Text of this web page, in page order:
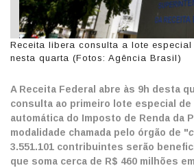
Receita libera consulta a lote
nesta quarta (Fotos: Agência Brasil)
A Receita Federal abre às 9h desta
consulta ao primeiro lote especial
automática do Imposto de Renda da
modalidade chamada pelo órgão de "
3.551.101 contribuintes serão
que soma cerca de R$ 460 milhões